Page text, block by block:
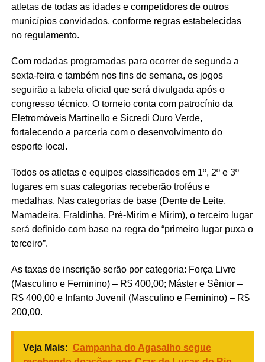
atletas de todas as idades e competidores de outros
municípios convidados, conforme regras estabelecidas
no regulamento.
Com rodadas programadas para ocorrer de segunda a
sexta-feira e também nos fins de semana, os jogos
seguirão a tabela oficial que será divulgada após o
congresso técnico. O torneio conta com patrocínio da
Eletromóveis Martinello e Sicredi Ouro Verde,
fortalecendo a parceria com o desenvolvimento do
esporte local.
Todos os atletas e equipes classificados em 1º, 2º e 3º
lugares em suas categorias receberão troféus e
medalhas. Nas categorias de base (Dente de Leite,
Mamadeira, Fraldinha, Pré-Mirim e Mirim), o terceiro lugar
será definido com base na regra do “primeiro lugar puxa o
terceiro”.
As taxas de inscrição serão por categoria: Força Livre
(Masculino e Feminino) – R$ 400,00; Máster e Sênior –
R$ 400,00 e Infanto Juvenil (Masculino e Feminino) – R$
200,00.
Veja Mais: Campanha do Agasalho segue